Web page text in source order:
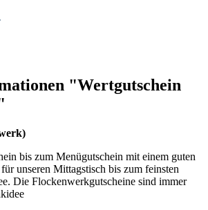
"Wertgutschein
bis zum Menügutschein mit einem guten
unseren Mittagstisch bis zum feinsten
Die Flockenwerkgutscheine sind immer